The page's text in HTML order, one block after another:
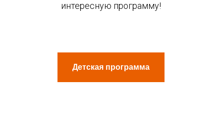
интересную программу!
Детская программа